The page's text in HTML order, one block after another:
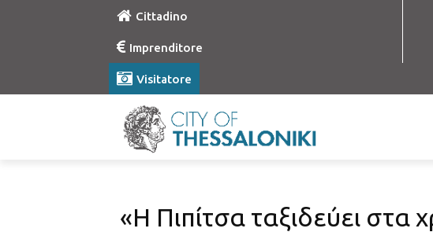
Cittadino
Imprenditore
Visitatore
«Η Πιπίτσα ταξιδεύει στα